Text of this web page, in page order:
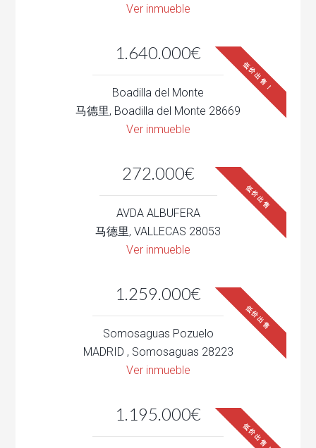
Ver inmueble
1.640.000€
低价出售！
Boadilla del Monte
马德里, Boadilla del Monte 28669
Ver inmueble
272.000€
低价出售
AVDA ALBUFERA
马德里, VALLECAS 28053
Ver inmueble
1.259.000€
低价出售
Somosaguas Pozuelo
MADRID , Somosaguas 28223
Ver inmueble
1.195.000€
低价出售！